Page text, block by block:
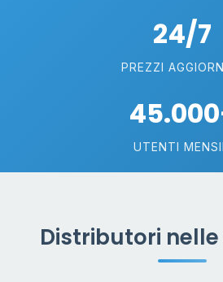
24/7
PREZZI
UTENTI
Distributori